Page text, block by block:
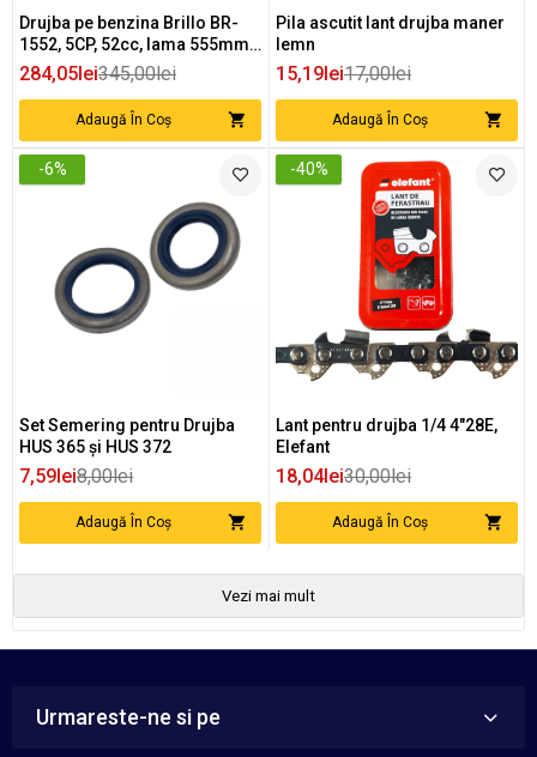
Drujba pe benzina Brillo BR-
1552, 5CP, 52cc, lama 555mm,
motor 2T, 10000 rpm
284,05lei345,00lei
Adaugă În Coș
Pila ascutit lant drujba maner
lemn
15,19lei17,00lei
Adaugă În Coș
-6%
Set Semering pentru Drujba
HUS 365 și HUS 372
7,59lei8,00lei
Adaugă În Coș
-40%
Lant pentru drujba 1/4 4"28E,
Elefant
18,04lei30,00lei
Adaugă În Coș
Vezi mai mult
Urmareste-ne si pe